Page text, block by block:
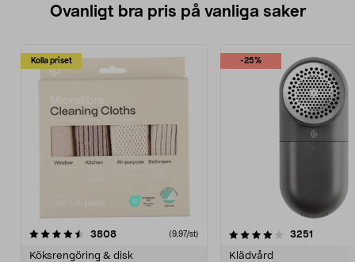
Ovanligt bra pris på vanliga saker
Kolla priset
3808recensioner (9,97/st)
Köksrengöring & disk
-25%
4.0av 5 stjärnor 3251
Klädvård
4.5av 5 stjärnor